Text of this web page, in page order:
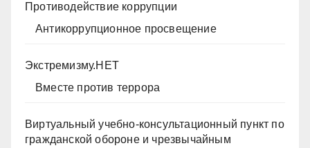
Противодействие коррупции
Антикоррупционное просвещение
Экстремизму.НЕТ
Вместе против террора
Виртуальный учебно-консультационный пункт по
гражданской обороне и чрезвычайным